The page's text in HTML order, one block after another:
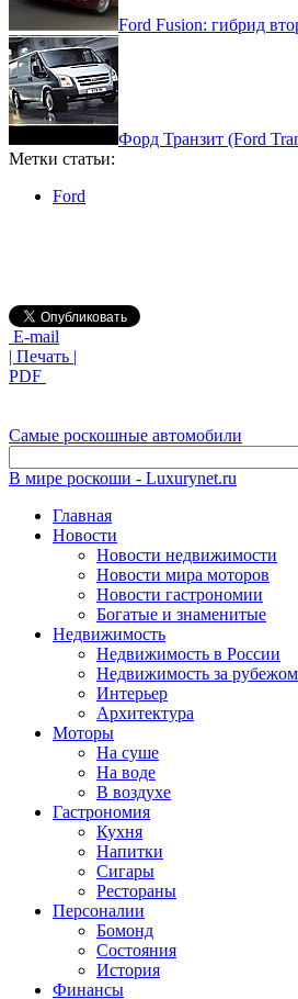
Ford Fusion: гибрид
Форд Транзит (Ford
Метки статьи:
Ford
E-mail
| Печать |
PDF
Самые роскошные автомобили
В мире роскоши - Luxurynet.ru
Главная
Новости
Новости недвижимости
Новости мира моторов
Новости гастрономии
Богатые и знаменитые
Недвижимость
Недвижимость в России
Недвижимость за рубежом
Интерьер
Архитектура
Моторы
На суше
На воде
В воздухе
Гастрономия
Кухня
Напитки
Сигары
Рестораны
Персоналии
Бомонд
Состояния
История
Финансы